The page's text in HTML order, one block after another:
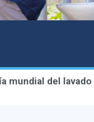
mundial del